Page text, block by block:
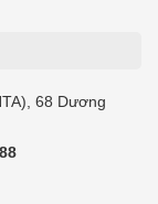
68 Dương